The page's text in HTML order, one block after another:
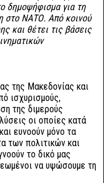
δημοψήφισμα για τη
στο ΝΑΤΟ. Από κοινού
και θέτει τις βάσεις
της Μακεδονίας και
ισχυρισμούς,
της διμερούς
οι οποίες κατά
ευνοούν μόνο τα
των πολιτικών και
το δικό μας
να υψώσουμε τη